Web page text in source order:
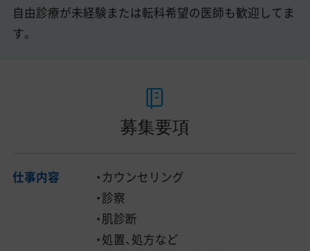
自由診療が未経験または転科希望の医師も歓迎してま
す。
募集要項
仕事内容
・カウンセリング
・診察
・肌診断
・処置、処方など